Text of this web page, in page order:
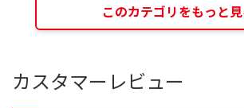
このカテゴリをもっと
カスタマーレビュー